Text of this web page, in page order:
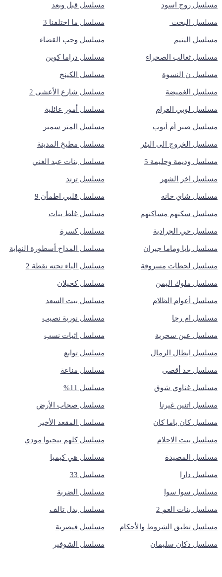
مسلسل روج اسود مسلسل قبل وبعد
مسلسل البخت مسلسل ما اختلفنا 3
مسلسل اليتيم مسلسل وجب القضاء
مسلسل ثعالب الصحراء مسلسل دراما كوين
مسلسل ن النسوة مسلسل الكينج
مسلسل الغميضة مسلسل شارع الأعشى 2
مسلسل لوبي الغرام مسلسل أمور عائلية
مسلسل صبر أم أيوب مسلسل المتر سمير
مسلسل الخروج الى البئر مسلسل مطبخ المدينة
مسلسل وديمة وحليمة 5 مسلسل بنات عبد الغني
مسلسل اخر الشهر مسلسل ترند
مسلسل شاي خانه مسلسل قلبي اطمأن 9
مسلسل سكنهم مساكنهم مسلسل غلط بنات
مسلسل حي الجرادية مسلسل كسرة
مسلسل بابا وماما جيران مسلسل المداح أسطورة النهاية
مسلسل لحظات مسروقة مسلسل الباء تحته نقطة 2
مسلسل ملوك اليمن مسلسل كحيلان
مسلسل أعوام الظلام مسلسل بيت السعد
مسلسل ام رجا مسلسل نورية نصيب
مسلسل عين سحرية مسلسل اثبات نسب
مسلسل ابطال الرمال مسلسل توابع
مسلسل حد أقصى مسلسل مناعة
مسلسل غناوي شوق مسلسل 11%
مسلسل اتنين غيرنا مسلسل صحاب الأرض
مسلسل كان ياما كان مسلسل المقعد الأخير
مسلسل بيت الاحلام مسلسل كلهم بيحبوا مودي
مسلسل المصيدة مسلسل هي كيميا
مسلسل دارا مسلسل 33
مسلسل سوا سوا مسلسل الضربة
مسلسل بنات العم 2 مسلسل بدل تالف
مسلسل تطبق الشروط والأحكام مسلسل قيصرية
مسلسل دكان سليمان مسلسل الشوفير